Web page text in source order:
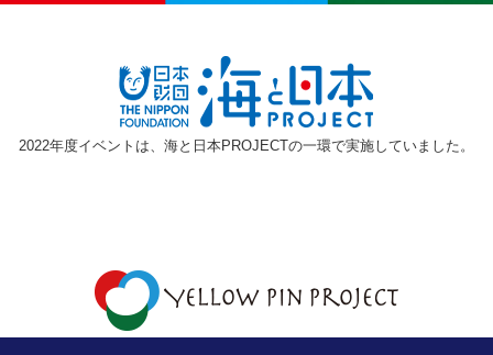
2022年度イベントは、海と日本PROJECTの一環で実施していました。